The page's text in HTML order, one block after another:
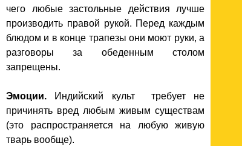
чего любые застольные действия лучше
производить правой рукой. Перед каждым
блюдом и в конце трапезы они моют руки, а
разговоры за обеденным столом
запрещены.
Эмоции. Индийский культ требует не
причинять вред любым живым существам
(это распространяется на любую живую
тварь вообще).